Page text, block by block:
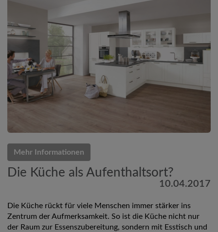
Mehr Informationen
Die Küche als Aufenthaltsort?
10.04.2017
Die Küche rückt für viele Menschen immer stärker ins
Zentrum der Aufmerksamkeit. So ist die Küche nicht nur
der Raum zur Essenszubereitung, sondern mit Esstisch und